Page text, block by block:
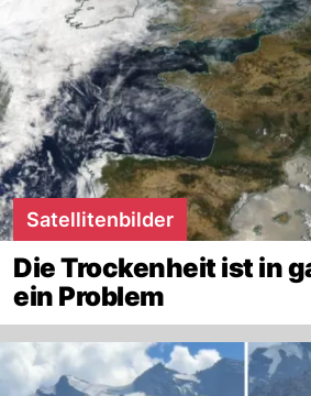
Satellitenbilder
Die Trockenheit ist in
ein Problem